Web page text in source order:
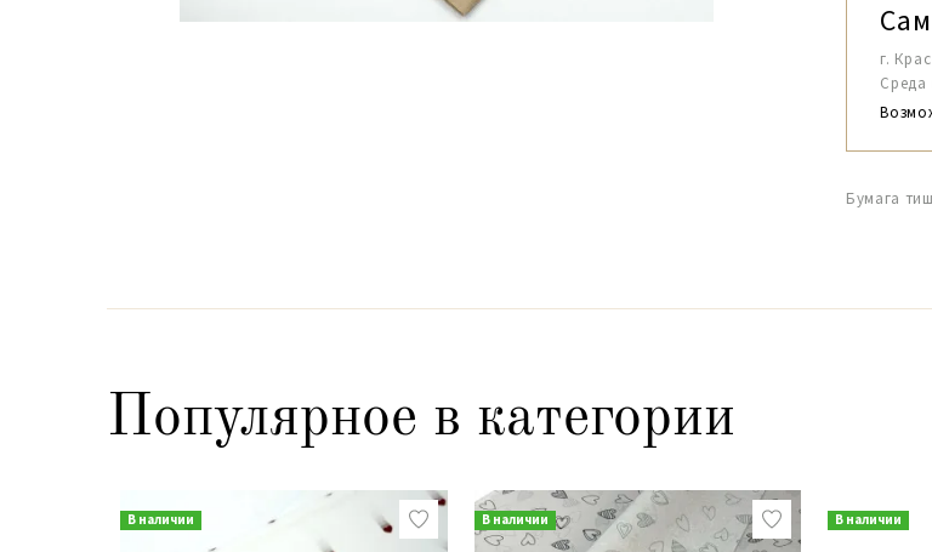
г.
Среда
Бумага
Популярное в категории
В наличии В наличии В наличии